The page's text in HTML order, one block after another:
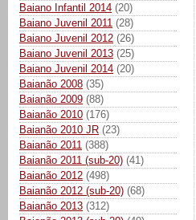
Baiano Infantil 2014 (20)
Baiano Juvenil 2011 (28)
Baiano Juvenil 2012 (26)
Baiano Juvenil 2013 (25)
Baiano Juvenil 2014 (20)
Baianão 2008 (35)
Baianão 2009 (88)
Baianão 2010 (176)
Baianão 2010 JR (23)
Baianão 2011 (388)
Baianão 2011 (sub-20) (41)
Baianão 2012 (498)
Baianão 2012 (sub-20) (68)
Baianão 2013 (312)